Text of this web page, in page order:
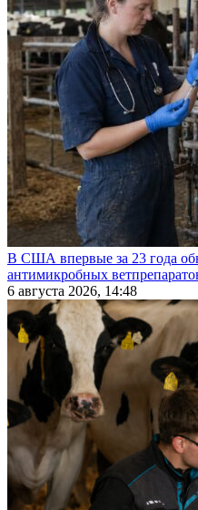
В США впервые за 23 года
антимикробных
6 августа 2026, 14:48